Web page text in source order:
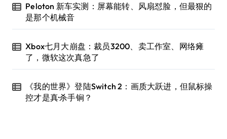
Peloton 新车实测：屏幕能转、风扇怼脸，但最狠的
是那个机械音
Xbox七月大崩盘：裁员3200、卖工作室、网络瘫
了，微软这次真急了
《我的世界》登陆Switch 2：画质大跃进，但鼠标操
控才是真·杀手锏？